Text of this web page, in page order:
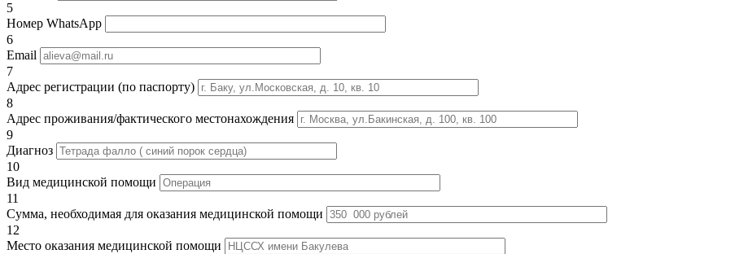
5
Номер WhatsApp
6
Email
7
Адрес регистрации (по паспорту)
8
Адрес проживания/фактического местонахождения
9
Диагноз
10
Вид медицинской помощи
11
Сумма, необходимая для оказания медицинской помощи
12
Место оказания медицинской помощи